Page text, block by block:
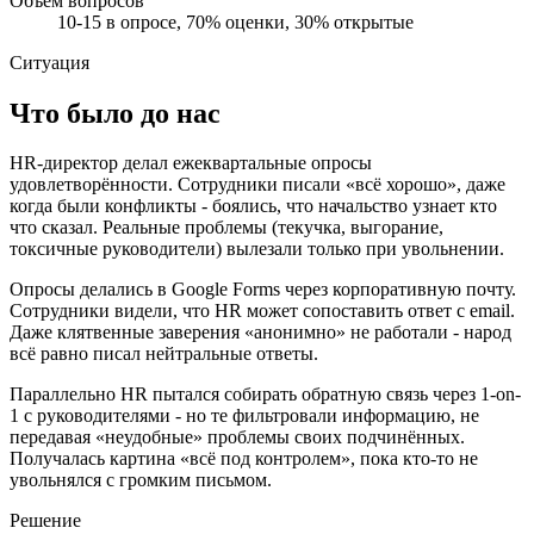
10-15 в опросе, 70% оценки, 30% открытые
Ситуация
Что было до нас
HR-директор делал ежеквартальные опросы
удовлетворённости. Сотрудники писали «всё хорошо», даже
когда были конфликты - боялись, что начальство узнает кто
что сказал. Реальные проблемы (текучка, выгорание,
токсичные руководители) вылезали только при увольнении.
Опросы делались в Google Forms через корпоративную почту.
Сотрудники видели, что HR может сопоставить ответ с email.
Даже клятвенные заверения «анонимно» не работали - народ
всё равно писал нейтральные ответы.
Параллельно HR пытался собирать обратную связь через 1-on-
1 с руководителями - но те фильтровали информацию, не
передавая «неудобные» проблемы своих подчинённых.
Получалась картина «всё под контролем», пока кто-то не
увольнялся с громким письмом.
Решение